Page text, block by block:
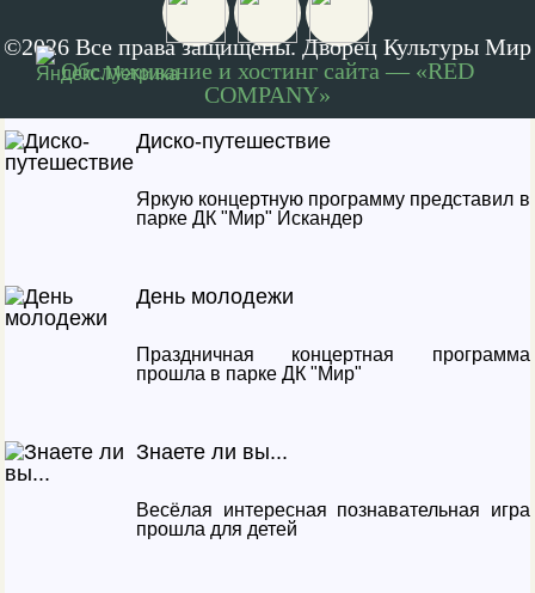
Для дошкольников прошло познавательное
занятие в "Лаборатории открытий"
Диско-путешествие
Яркую концертную программу представил в
парке ДК "Мир" Искандер
День молодежи
Праздничная концертная программа
прошла в парке ДК "Мир"
Знаете ли вы...
Весёлая интересная познавательная игра
прошла для детей
©2026 Все права защищены. Дворец Культуры Мир
Обслуживание и хостинг сайта — «RED
COMPANY»